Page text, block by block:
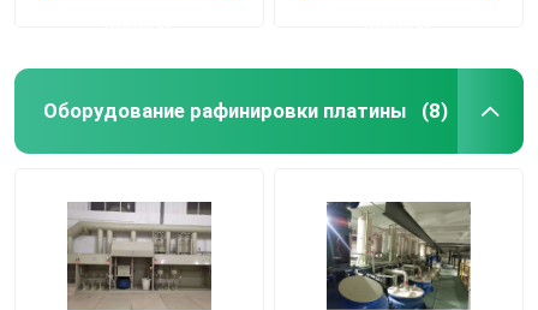
Оборудование рафинировки платины (8)